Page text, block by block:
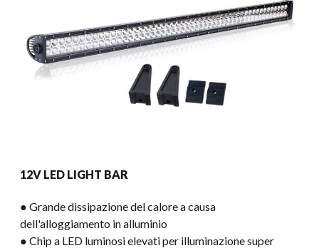
12V LED LIGHT BAR
● Grande dissipazione del calore a causa
dell'alloggiamento in alluminio
● Chip a LED luminosi elevati per illuminazione super